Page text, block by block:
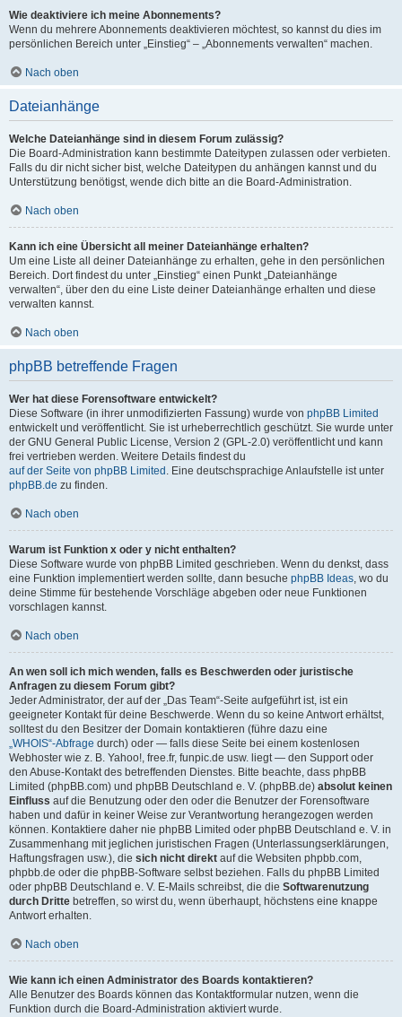
Wie deaktiviere ich meine Abonnements?
Wenn du mehrere Abonnements deaktivieren möchtest, so kannst du dies im
persönlichen Bereich unter „Einstieg“ – „Abonnements verwalten“ machen.
Nach oben
Dateianhänge
Welche Dateianhänge sind in diesem Forum zulässig?
Die Board-Administration kann bestimmte Dateitypen zulassen oder verbieten.
Falls du dir nicht sicher bist, welche Dateitypen du anhängen kannst und du
Unterstützung benötigst, wende dich bitte an die Board-Administration.
Nach oben
Kann ich eine Übersicht all meiner Dateianhänge erhalten?
Um eine Liste all deiner Dateianhänge zu erhalten, gehe in den persönlichen
Bereich. Dort findest du unter „Einstieg“ einen Punkt „Dateianhänge
verwalten“, über den du eine Liste deiner Dateianhänge erhalten und diese
verwalten kannst.
Nach oben
phpBB betreffende Fragen
Wer hat diese Forensoftware entwickelt?
Diese Software (in ihrer unmodifizierten Fassung) wurde von phpBB Limited
entwickelt und veröffentlicht. Sie ist urheberrechtlich geschützt. Sie wurde unter
der GNU General Public License, Version 2 (GPL-2.0) veröffentlicht und kann
frei vertrieben werden. Weitere Details findest du
auf der Seite von phpBB Limited . Eine deutschsprachige Anlaufstelle ist unter
phpBB.de zu finden.
Nach oben
Warum ist Funktion x oder y nicht enthalten?
Diese Software wurde von phpBB Limited geschrieben. Wenn du denkst, dass
eine Funktion implementiert werden sollte, dann besuche phpBB Ideas, wo du
deine Stimme für bestehende Vorschläge abgeben oder neue Funktionen
vorschlagen kannst.
Nach oben
An wen soll ich mich wenden, falls es Beschwerden oder juristische
Anfragen zu diesem Forum gibt?
Jeder Administrator, der auf der „Das Team“-Seite aufgeführt ist, ist ein
geeigneter Kontakt für deine Beschwerde. Wenn du so keine Antwort erhältst,
solltest du den Besitzer der Domain kontaktieren (führe dazu eine
„WHOIS“-Abfrage durch) oder — falls diese Seite bei einem kostenlosen
Webhoster wie z. B. Yahoo!, free.fr, funpic.de usw. liegt — den Support oder
den Abuse-Kontakt des betreffenden Dienstes. Bitte beachte, dass phpBB
Limited (phpBB.com) und phpBB Deutschland e. V. (phpBB.de) absolut keinen
Einfluss auf die Benutzung oder den oder die Benutzer der Forensoftware
haben und dafür in keiner Weise zur Verantwortung herangezogen werden
können. Kontaktiere daher nie phpBB Limited oder phpBB Deutschland e. V. in
Zusammenhang mit jeglichen juristischen Fragen (Unterlassungserklärungen,
Haftungsfragen usw.), die sich nicht direkt auf die Websiten phpbb.com,
phpbb.de oder die phpBB-Software selbst beziehen. Falls du phpBB Limited
oder phpBB Deutschland e. V. E-Mails schreibst, die die Softwarenutzung
durch Dritte betreffen, so wirst du, wenn überhaupt, höchstens eine knappe
Antwort erhalten.
Nach oben
Wie kann ich einen Administrator des Boards kontaktieren?
Alle Benutzer des Boards können das Kontaktformular nutzen, wenn die
Funktion durch die Board-Administration aktiviert wurde.